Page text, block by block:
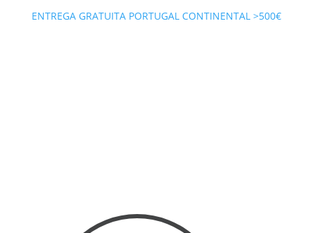
ENTREGA GRATUITA PORTUGAL CONTINENTAL >500€